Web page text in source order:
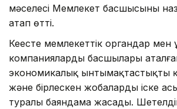
мәселесі Мемлекет басшысының
атап өтті.
Кеңесте мемлекеттік органдар мен
компаниялардың басшылары
экономикалық ынтымақтастықтың
және бірлескен жобалардың іске
туралы баяндама жасады.